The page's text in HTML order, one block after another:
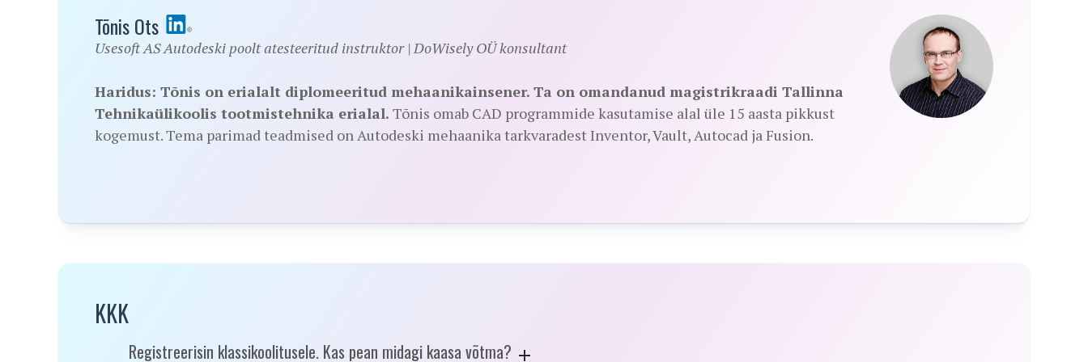
Tõnis Ots
Usesoft AS Autodeski poolt atesteeritud instruktor | DoWisely OÜ konsultant
Haridus: Tõnis on erialalt diplomeeritud mehaanikainsener. Ta on omandanud magistrikraadi Tallinna
Tehnikaülikoolis tootmistehnika erialal. Tõnis omab CAD programmide kasutamise alal üle 15 aasta pikkust
kogemust. Tema parimad teadmised on Autodeski mehaanika tarkvaradest Inventor, Vault, Autocad ja Fusion.
KKK
Registreerisin klassikoolitusele. Kas pean midagi kaasa võtma?